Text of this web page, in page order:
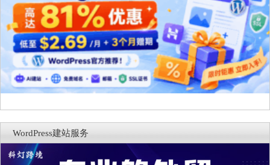
WordPress建站服务